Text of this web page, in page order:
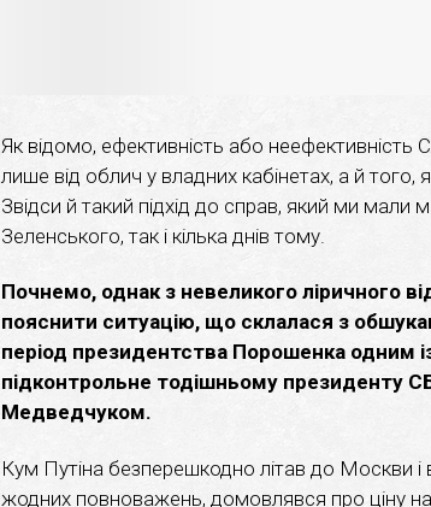
Як відомо, ефективність або неефективність
лише від облич у владних кабінетах, а й того,
Звідси й такий підхід до справ, який ми мали
Зеленського, так і кілька днів тому.
Почнемо, однак з невеликого ліричного
пояснити ситуацію, що склалася з
період президентства Порошенка одним
підконтрольне тодішньому президенту
Медведчуком.
Кум Путіна безперешкодно літав до Москви і
жодних повноважень, домовлявся про ціну